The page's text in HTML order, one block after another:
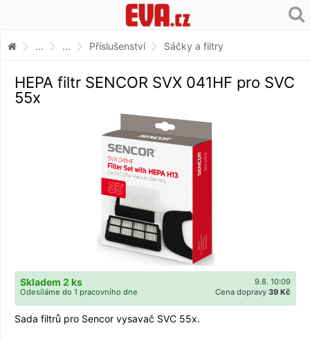
... ... Příslušenství Sáčky a filtry
HEPA filtr SENCOR SVX 041HF pro SVC
55x
9.8. 10:09
Skladem 2 ks
Cena dopravy 39 Kč
Odesíláme do 1 pracovního dne
Sada filtrů pro Sencor vysavač SVC 55x.